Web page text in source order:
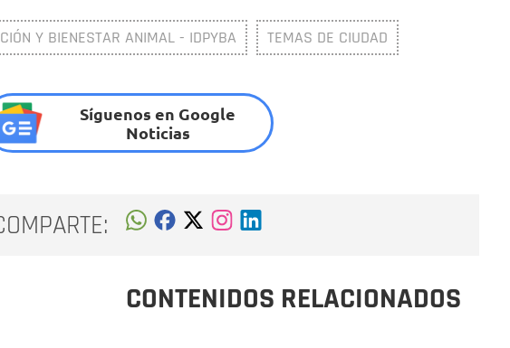
Y BIENESTAR ANIMAL - IDPYBA TEMAS DE CIUDAD
Síguenos en Google
Noticias
CONTENIDOS RELACIONADOS